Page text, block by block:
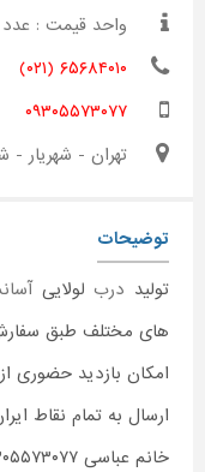
واحد قیمت : عدد
۶۵۶۸۴۰۱۰ (۰۲۱)
۰۹۳۰۵۵۷۳۰۷۷
تهران - شهریار -
توضیحات
تولید درب لولایی
های مختلف طبق
امکان بازدید حضوری از
ارسال به تمام نقاط
خانم عباسی ۰۹۳۰۵۵۷۳۰۷۷